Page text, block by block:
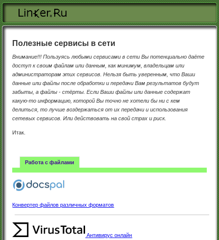
Перейти к основному содержанию
Полезные сервисы в сети
Внимание!!! Пользуясь любыми сервисами в сети Вы потенциально даёте
доступ к своим файлам или данным, как минимум, владельцам или
администраторам этих сервисов. Нельзя быть уверенным, что Ваши
данные или файлы после обработки и передачи Вам результатов будут
забыты, а файлы - стёрты. Если Ваши файлы или данные содержат
какую-то информацию, которой Вы точно не хотели бы ни с кем
делиться, то лучше воздержаться от их передачи и использования
сетевых сервисов. Или действовать на свой страх и риск.
Итак.
Работа с файлами
Конвертер файлов различных форматов
Антивирус онлайн